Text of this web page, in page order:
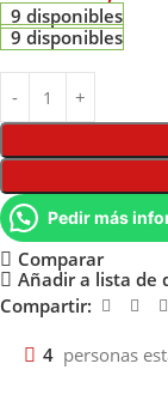
9 disponibles
9 disponibles
Pedir más
Comparar
Añadir a lista de
Compartir:
4 personas